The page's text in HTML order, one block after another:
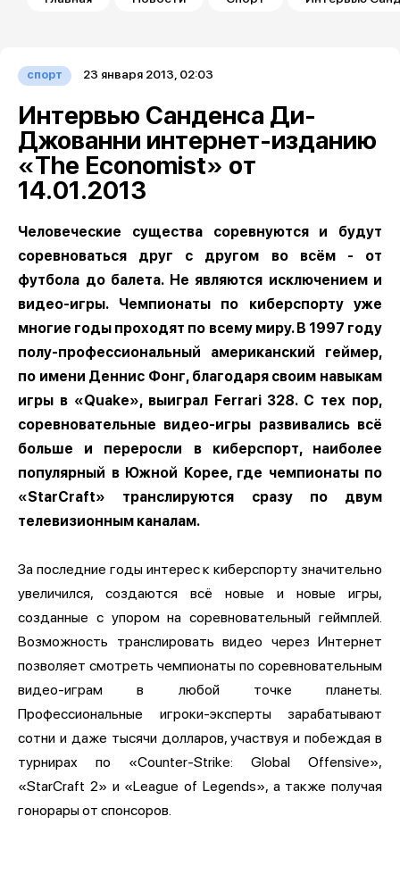
спорт 23 января 2013, 02:03
Интервью Санденса Ди-
Джованни интернет-изданию
«The Economist» от
14.01.2013
Человеческие существа соревнуются и будут
соревноваться друг с другом во всём - от
футбола до балета. Не являются исключением и
видео-игры. Чемпионаты по киберспорту уже
многие годы проходят по всему миру. В 1997 году
полу-профессиональный американский геймер,
по имени Деннис Фонг, благодаря своим навыкам
игры в «Quake», выиграл Ferrari 328. C тех пор,
соревновательные видео-игры развивались всё
больше и переросли в киберспорт, наиболее
популярный в Южной Корее, где чемпионаты по
«StarCraft» транслируются сразу по двум
телевизионным каналам.
За последние годы интерес к киберспорту значительно
увеличился, создаются всё новые и новые игры,
созданные с упором на соревновательный геймплей.
Возможность транслировать видео через Интернет
позволяет смотреть чемпионаты по соревновательным
видео-играм в любой точке планеты.
Профессиональные игроки-эксперты зарабатывают
сотни и даже тысячи долларов, участвуя и побеждая в
турнирах по «Counter-Strike: Global Offensive»,
«StarCraft 2» и «League of Legends», а также получая
гонорары от спонсоров.